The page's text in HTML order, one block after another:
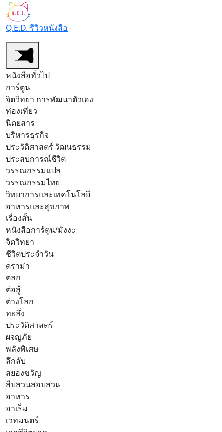
Q.E.D. รีวิวหนังสือ
หนังสือทั่วไป
การ์ตูน
จิตวิทยา การพัฒนาตัวเอง
ท่องเที่ยว
นิตยสาร
บริหารธุรกิจ
ประวัติศาสตร์ วัฒนธรรม
ประสบการณ์ชีวิต
วรรณกรรมแปล
วรรณกรรมไทย
วิทยาการและเทคโนโลยี
อาหารและสุขภาพ
เรื่องสั้น
หนังสือการ์ตูน/มังงะ
จิตวิทยา
ชีวิตประจำวัน
ดราม่า
ตลก
ต่อสู้
ต่างโลก
ทะลึ่ง
ประวัติศาสตร์
ผจญภัย
พลังพิเศษ
ลึกลับ
สยองขวัญ
สืบสวนสอบสวน
อาหาร
ฮาเร็ม
เวทมนตร์